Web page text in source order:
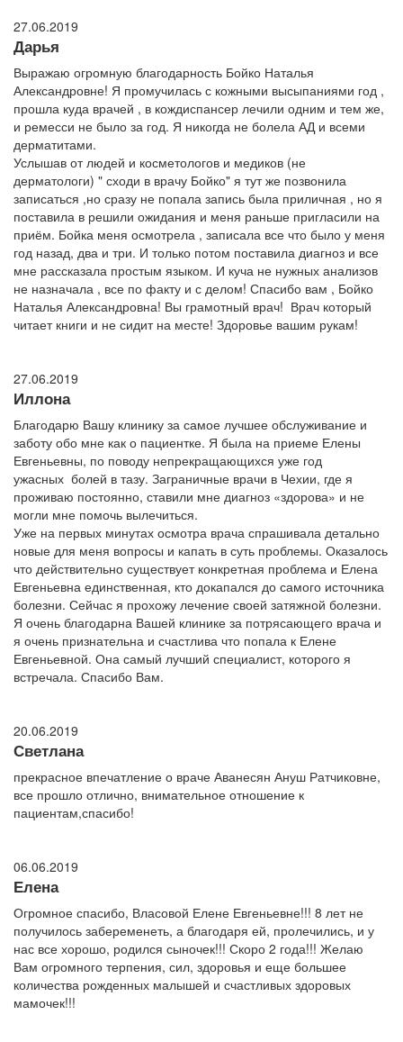
27.06.2019
Дарья
Выражаю огромную благодарность Бойко Наталья
Александровне! Я промучилась с кожными высыпаниями год ,
прошла куда врачей , в кождиспансер лечили одним и тем же,
и ремесси не было за год. Я никогда не болела АД и всеми
дерматитами.
Услышав от людей и косметологов и медиков (не
дерматологи) " сходи в врачу Бойко" я тут же позвонила
записаться ,но сразу не попала запись была приличная , но я
поставила в решили ожидания и меня раньше пригласили на
приём. Бойка меня осмотрела , записала все что было у меня
год назад, два и три. И только потом поставила диагноз и все
мне рассказала простым языком. И куча не нужных анализов
не назначала , все по факту и с делом! Спасибо вам , Бойко
Наталья Александровна! Вы грамотный врач! Врач который
читает книги и не сидит на месте! Здоровье вашим рукам!
27.06.2019
Иллона
Благодарю Вашу клинику за самое лучшее обслуживание и
заботу обо мне как о пациентке. Я была на приеме Елены
Евгеньевны, по поводу непрекращающихся уже год
ужасных болей в тазу. Заграничные врачи в Чехии, где я
проживаю постоянно, ставили мне диагноз «здорова» и не
могли мне помочь вылечиться.
Уже на первых минутах осмотра врача спрашивала детально
новые для меня вопросы и капать в суть проблемы. Оказалось
что действительно существует конкретная проблема и Елена
Евгеньевна единственная, кто докапался до самого источника
болезни. Сейчас я прохожу лечение своей затяжной болезни.
Я очень благодарна Вашей клинике за потрясающего врача и
я очень признательна и счастлива что попала к Елене
Евгеньевной. Она самый лучший специалист, которого я
встречала. Спасибо Вам.
20.06.2019
Светлана
прекрасное впечатление о враче Аванесян Ануш Ратчиковне,
все прошло отлично, внимательное отношение к
пациентам,спасибо!
06.06.2019
Елена
Огромное спасибо, Власовой Елене Евгеньевне!!! 8 лет не
получилось забеременеть, а благодаря ей, пролечились, и у
нас все хорошо, родился сыночек!!! Скоро 2 года!!! Желаю
Вам огромного терпения, сил, здоровья и еще большее
количества рожденных малышей и счастливых здоровых
мамочек!!!